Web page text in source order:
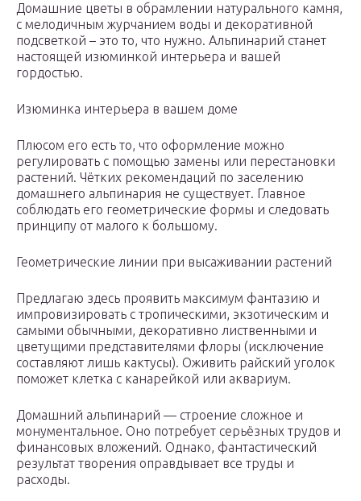
Домашние цветы в обрамлении натурального камня,
с мелодичным журчанием воды и декоративной
подсветкой – это то, что нужно. Альпинарий станет
настоящей изюминкой интерьера и вашей
гордостью.
Изюминка интерьера в вашем доме
Плюсом его есть то, что оформление можно
регулировать с помощью замены или перестановки
растений. Чётких рекомендаций по заселению
домашнего альпинария не существует. Главное
соблюдать его геометрические формы и следовать
принципу от малого к большому.
Геометрические линии при высаживании растений
Предлагаю здесь проявить максимум фантазию и
импровизировать с тропическими, экзотическим и
самыми обычными, декоративно лиственными и
цветущими представителями флоры (исключение
составляют лишь кактусы). Оживить райский уголок
поможет клетка с канарейкой или аквариум.
Домашний альпинарий — строение сложное и
монументальное. Оно потребует серьёзных трудов и
финансовых вложений. Однако, фантастический
результат творения оправдывает все труды и
расходы.